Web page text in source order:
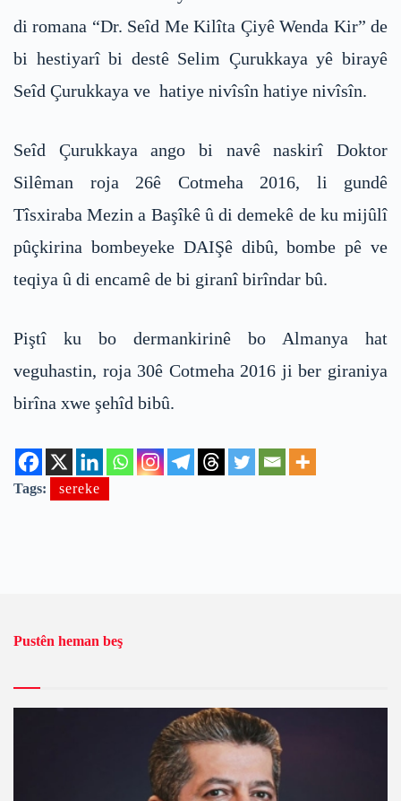
di romana “Dr. Seîd Me Kilîta Çiyê Wenda Kir” de
bi hestiyarî bi destê Selim Çurukkaya yê birayê
Seîd Çurukkaya ve hatiye nivîsîn hatiye nivîsîn.
Seîd Çurukkaya ango bi navê naskirî Doktor
Silêman roja 26ê Cotmeha 2016, li gundê
Tîsxiraba Mezin a Başîkê û di demekê de ku mijûlî
pûçkirina bombeyeke DAIŞê dibû, bombe pê ve
teqiya û di encamê de bi giranî birîndar bû.
Piştî ku bo dermankirinê bo Almanya hat
veguhastin, roja 30ê Cotmeha 2016 ji ber giraniya
birîna xwe şehîd bibû.
Tags: sereke
Pustên heman beş